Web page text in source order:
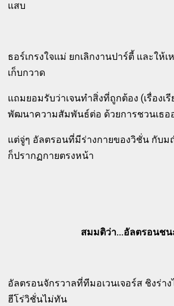
แสบ
ธอร์เกรงใจแม่ ยกเลิกงานปาร์ตี้ และให้
เก็บกวาด
แถมยอมรับว่าเจนทำสิ่งที่ถูกต้อง (เรื่องเ
พัฒนาความสัมพันธ์ต่อ ด้วยการชวนเธอ
แต่จู่ๆ อัลตรอนที่มีร่างกายของวิชั่น กับ
ก็ปรากฏกายตรงหน้า
สมมติว่า...อัลตรอนชน
อัลตรอนจักรวาลที่ทีมอเวนเจอร์ส ชิงร่าง
ฮีโร่วิชั่นไม่ทัน